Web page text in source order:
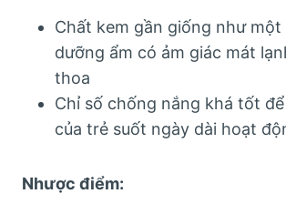
Chất kem gần giống như một
dưỡng ẩm có ảm giác mát
thoa
Chỉ số chống nắng khá tốt
của trẻ suốt ngày dài hoạt
Nhược điểm: